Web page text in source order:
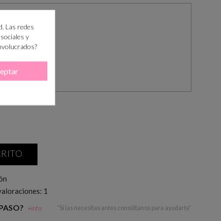
1
+info “Si las necesitas antes consúltanos para ayudarte”
Las redes
y